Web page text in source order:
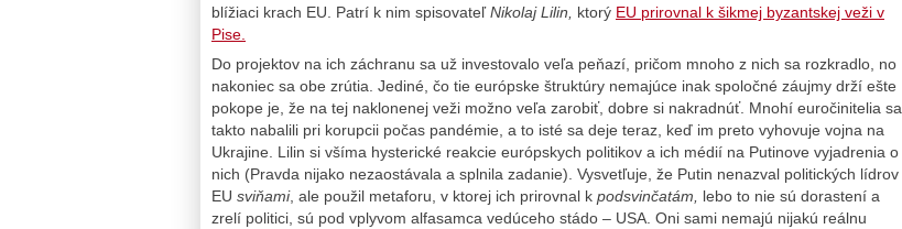
blížiaci krach EU. Patrí k nim spisovateľNikolaj Lilin, ktorý EU prirovnal k šikmej byzantskej veži v
Pise.
Do projektov na ich záchranu sa už investovalo veľa peňazí, pričom mnoho z nich sa rozkradlo, no
nakoniec sa obe zrútia. Jediné, čo tie európske štruktúry nemajúce inak spoločné záujmy drží ešte
pokope je, že na tej naklonenej veži možno veľa zarobiť, dobre si nakradnúť. Mnohí euročinitelia sa
takto nabalili pri korupcii počas pandémie, a to isté sa deje teraz, keď im preto vyhovuje vojna na
Ukrajine. Lilin si všíma hysterické reakcie európskych politikov a ich médií na Putinove vyjadrenia o
nich (Pravda nijako nezaostávala a splnila zadanie). Vysvetľuje, že Putin nenazval politických lídrov
EU sviňami, ale použil metaforu, v ktorej ich prirovnal k podsvinčatám, lebo to nie sú dorastení a
zrelí politici, sú pod vplyvom alfasamca vedúceho stádo – USA. Oni sami nemajú nijakú reálnu